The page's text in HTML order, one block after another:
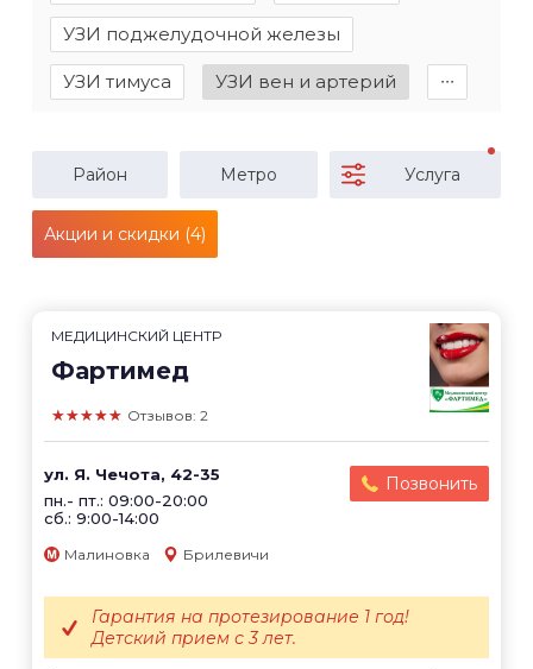
УЗИ поджелудочной железы
УЗИ тимуса УЗИ вен и артерий ∙∙∙
Район Метро Услуга
Акции и скидки (4)
МЕДИЦИНСКИЙ ЦЕНТР
Фартимед
★★★★★ Отзывов: 2
ул. Я. Чечота, 42-35
пн.- пт.: 09:00-20:00
сб.: 9:00-14:00
Позвонить
Малиновка Брилевичи
Гарантия на протезирование 1 год!
Детский прием с 3 лет.